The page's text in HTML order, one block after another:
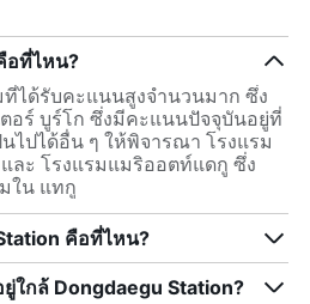
อที่ไหน?
ที่ได้รับคะแนนสูงจำนวนมาก ซึ่ง
อร์ บูร์โก ซึ่งมีคะแนนปัจจุบันอยู่ที่
ไปได้อื่น ๆ ให้พิจารณา โรงแรม
และ โรงแรมแมริออตท์แดกู ซึ่ง
ใน แทกู
คือที่ไหน?
ใกล้ Dongdaegu Station?